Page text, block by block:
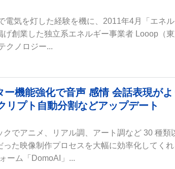
電気を灯した経験を機に、2011年4月「エネ
創業した独立系エネルギー事業者 Looop（
クノロジー...
機能強化で音声 感情 会話表現がよ
プト自動分割などアップデート
でアニメ、リアル調、アート調など 30 種類
った映像制作プロセスを大幅に効率化してくれ
ーム「DomoAI」...